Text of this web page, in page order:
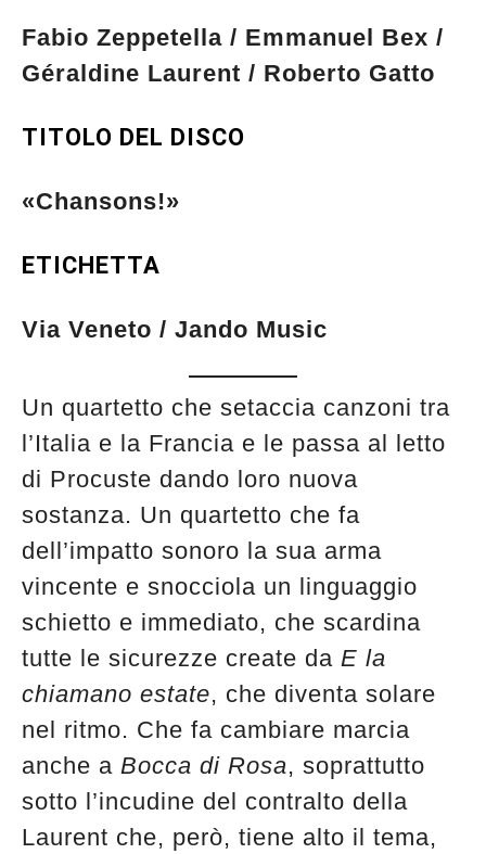
Musica Jazz di luglio 2026 è in
edicola
Fabio Zeppetella / Emmanuel Bex /
Géraldine Laurent / Roberto Gatto
TITOLO DEL DISCO
«Chansons!»
ETICHETTA
Via Veneto / Jando Music
Un quartetto che setaccia canzoni tra
l’Italia e la Francia e le passa al letto
di Procuste dando loro nuova
sostanza. Un quartetto che fa
dell’impatto sonoro la sua arma
vincente e snocciola un linguaggio
schietto e immediato, che scardina
tutte le sicurezze create da E la
chiamano estate, che diventa solare
nel ritmo. Che fa cambiare marcia
anche a Bocca di Rosa, soprattutto
sotto l’incudine del contralto della
Laurent che, però, tiene alto il tema,